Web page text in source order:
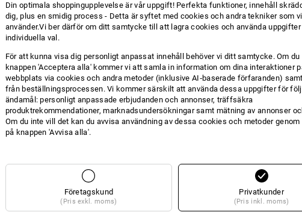
Din optimala shoppingupplevelse är vår uppgift! Perfekta funktioner, innehåll
dig, plus en smidig process - Detta är syftet med cookies och andra tekniker som vi
använder.Vi ber därför om ditt samtycke till att lagra cookies och använda
individuella val.
För att kunna visa dig personligt anpassat innehåll behöver vi ditt samtycke. Om
knappen 'Acceptera alla' kommer vi att samla in information om dina interaktioner
webbplats via cookies och andra metoder (inklusive AI‑baserade förfaranden)
från beställningsprocessen. Vi kommer särskilt att använda dessa uppgifter för
ändamål: personligt anpassade erbjudanden och annonser, träffsäkra
produktrekommendationer, marknadsundersökningar samt mätning av annonser
Om du inte vill det kan du avvisa användning av dessa cookies och metoder
på knappen 'Avvisa alla'.
Företagskund
(Pris exkl. moms)
Privatkunder
(Pris inkl. moms)